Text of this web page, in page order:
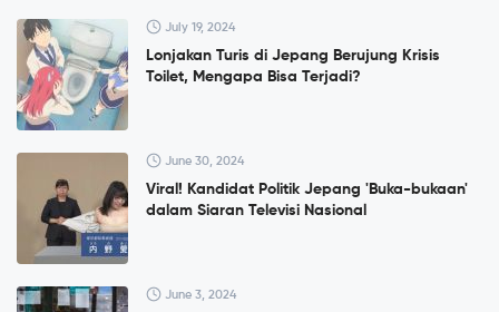
July 19, 2024
Lonjakan Turis di Jepang Berujung Krisis
Toilet, Mengapa Bisa Terjadi?
June 30, 2024
Viral! Kandidat Politik Jepang 'Buka-bukaan'
dalam Siaran Televisi Nasional
June 3, 2024